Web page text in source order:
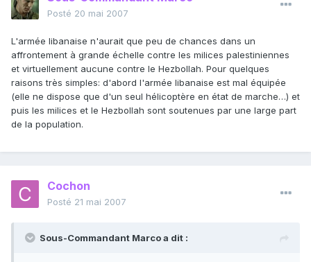
Posté 20 mai 2007
L'armée libanaise n'aurait que peu de chances dans un
affrontement à grande échelle contre les milices palestiniennes
et virtuellement aucune contre le Hezbollah. Pour quelques
raisons très simples: d'abord l'armée libanaise est mal équipée
(elle ne dispose que d'un seul hélicoptère en état de marche…) et
puis les milices et le Hezbollah sont soutenues par une large part
de la population.
Cochon
Posté 21 mai 2007
Sous-Commandant Marco a dit :